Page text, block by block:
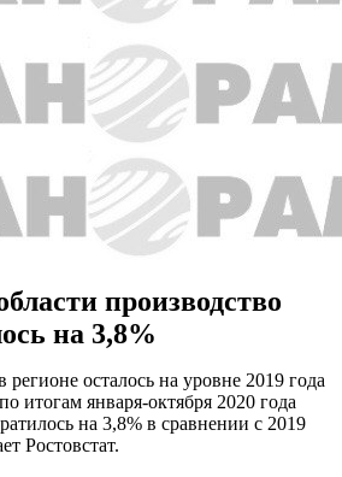
производство
на 3,8%
осталось на уровне 2019 года
итогам января-октября 2020 года
на 3,8% в сравнении с 2019
Ростовстат.